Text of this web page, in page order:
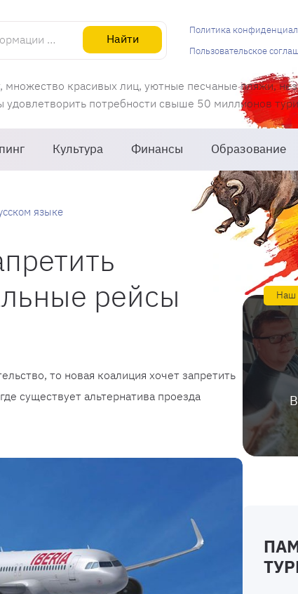
об Испании
Найти
множество красивых лиц, уютные песчаные пляжи,
удовлетворить потребности свыше 50 миллионов
Культура Финансы Образование
Политика
Пользовательское
языке
рейсы
то новая коалиция хочет запретить
существует альтернатива проезда
Наш